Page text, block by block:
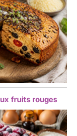
fruits rouges